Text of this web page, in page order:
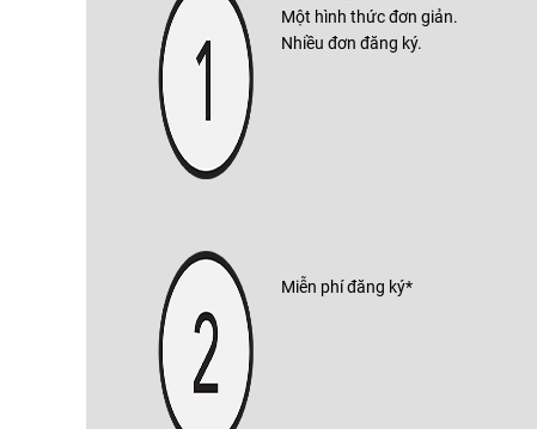
Một hình thức đơn giản.
Nhiều đơn đăng ký.
Miễn phí đăng ký*